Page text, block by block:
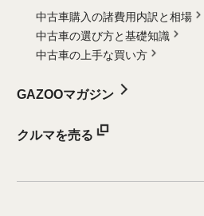
中古車購入の諸費用内訳と相場
中古車の選び方と基礎知識
中古車の上手な買い方
GAZOOマガジン
クルマを売る